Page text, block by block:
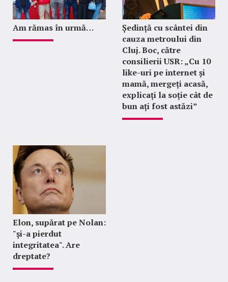
Am rămas în urmă…
Ședință cu scântei din
cauza metroului din
Cluj. Boc, către
consilierii USR: „Cu 10
like-uri pe internet și
mamă, mergeți acasă,
explicați la soție cât de
bun ați fost astăzi”
Elon, supărat pe Nolan:
"şi-a pierdut
integritatea". Are
dreptate?